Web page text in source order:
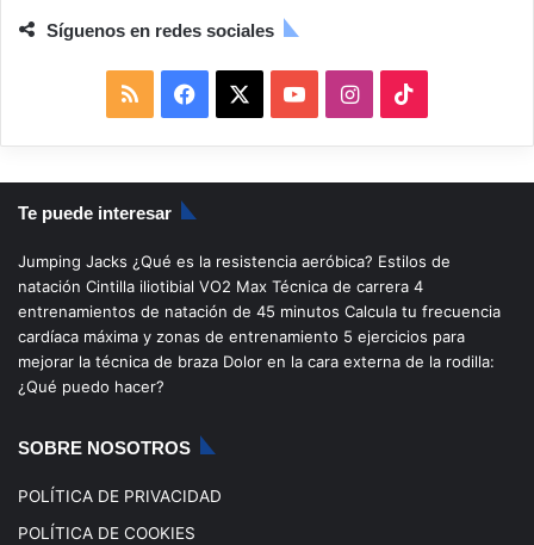
Síguenos en redes sociales
S
S
a
c
b
o
o
u
u
b
I
n
s
a
g
i
k
o
k
Te puede interesar
Jumping Jacks ¿Qué es la resistencia aeróbica? Estilos de
natación Cintilla iliotibial VO2 Max Técnica de carrera 4
entrenamientos de natación de 45 minutos Calcula tu frecuencia
cardíaca máxima y zonas de entrenamiento 5 ejercicios para
mejorar la técnica de braza Dolor en la cara externa de la rodilla:
¿Qué puedo hacer?
SOBRE NOSOTROS
POLÍTICA DE PRIVACIDAD
POLÍTICA DE COOKIES